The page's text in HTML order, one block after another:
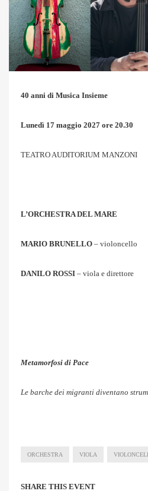
40 anni di Musica Insieme
Lunedì 17 maggio 2027 ore 20.30
TEATRO AUDITORIUM MANZONI
L’ORCHESTRA DEL MARE
MARIO BRUNELLO – violoncello
DANILO ROSSI – viola e direttore
Metamorfosi di Pace
Le barche dei migranti diventano
ORCHESTRA VIOLA
SHARE THIS EVENT